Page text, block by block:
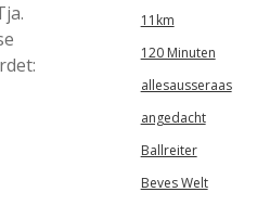
11km
120 Minuten
allesausseraas
angedacht
Ballreiter
Beves Welt